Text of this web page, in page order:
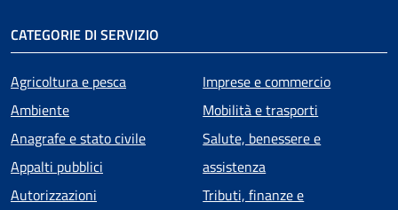
CATEGORIE DI SERVIZIO
Agricoltura e pesca
Ambiente
Anagrafe e stato civile
Appalti pubblici
Autorizzazioni
Imprese e commercio
Mobilità e trasporti
Salute, benessere e
assistenza
Tributi, finanze e